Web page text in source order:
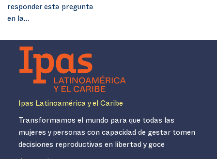
responder esta pregunta
en la…
Ipas Latinoamérica y el Caribe
Transformamos el mundo para que todas las
mujeres y personas con capacidad de gestar tomen
decisiones reproductivas en libertad y goce